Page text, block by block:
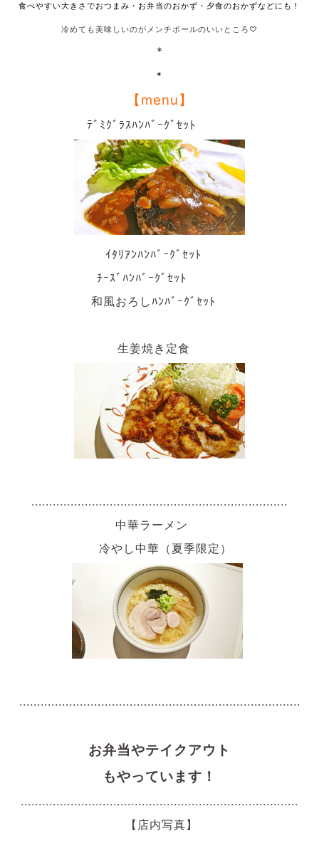
食べやすい大きさでおつまみ・お弁当のおかず・夕食のおかずなどにも！
冷めても美味しいのがメンチボールのいいところ♡
*
*
【menu】
ﾃﾞﾐｸﾞﾗｽﾊﾝﾊﾞｰｸﾞｾｯﾄ
ｲﾀﾘｱﾝﾊﾝﾊﾞｰｸﾞｾｯﾄ
ﾁｰｽﾞﾊﾝﾊﾞｰｸﾞｾｯﾄ
和風おろしﾊﾝﾊﾞｰｸﾞｾｯﾄ
生姜焼き定食
........................................................................
中華ラーメン
冷やし中華（夏季限定）
...............................................................................
お弁当やテイクアウト
もやっています！
..............................................................................
【店内写真】